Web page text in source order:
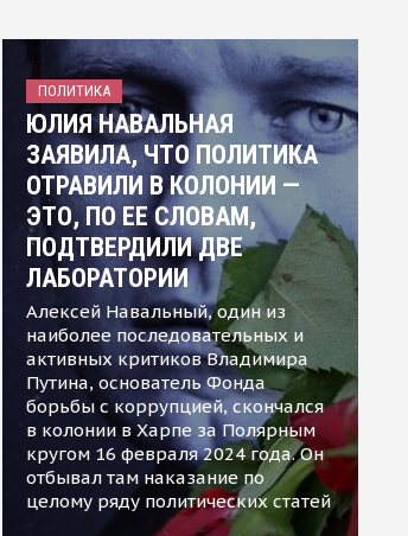
ПОЛИТИКА
ЮЛИЯ НАВАЛЬНАЯ
ЗАЯВИЛА, ЧТО ПОЛИТИКА
ОТРАВИЛИ В КОЛОНИИ —
ЭТО, ПО ЕЕ СЛОВАМ,
ПОДТВЕРДИЛИ ДВЕ
ЛАБОРАТОРИИ
Алексей Навальный, один из
наиболее последовательных и
активных критиков Владимира
Путина, основатель Фонда
борьбы с коррупцией, скончался
в колонии в Харпе за Полярным
кругом 16 февраля 2024 года. Он
отбывал там наказание по
целому ряду политических статей